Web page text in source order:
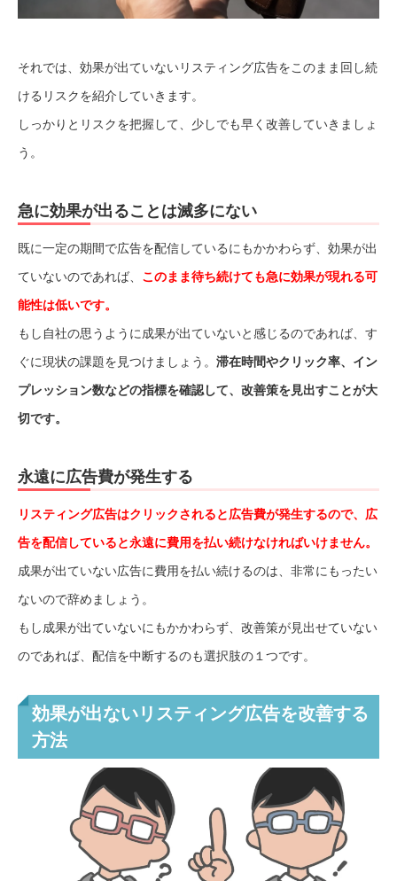
それでは、効果が出ていないリスティング広告をこのまま回し続
けるリスクを紹介していきます。
しっかりとリスクを把握して、少しでも早く改善していきましょ
う。
急に効果が出ることは滅多にない
既に一定の期間で広告を配信しているにもかかわらず、効果が出
ていないのであれば、 このまま待ち続けても急に効果が現れる可
能性は低いです。
もし自社の思うように成果が出ていないと感じるのであれば、す
ぐに現状の課題を見つけましょう。 滞在時間やクリック率、イン
プレッション数などの指標を確認して、改善策を見出すことが大
切です。
永遠に広告費が発生する
リスティング広告はクリックされると広告費が発生するので、広
告を配信していると永遠に費用を払い続けなければいけません。
成果が出ていない広告に費用を払い続けるのは、非常にもったい
ないので辞めましょう。
もし成果が出ていないにもかかわらず、改善策が見出せていない
のであれば、配信を中断するのも選択肢の１つです。
効果が出ないリスティング広告を改善する
方法